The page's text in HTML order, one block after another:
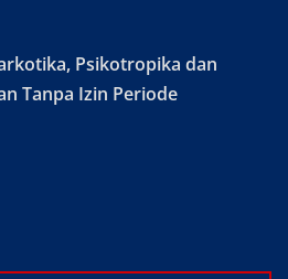
Psikotropika dan
Tanpa Izin Periode